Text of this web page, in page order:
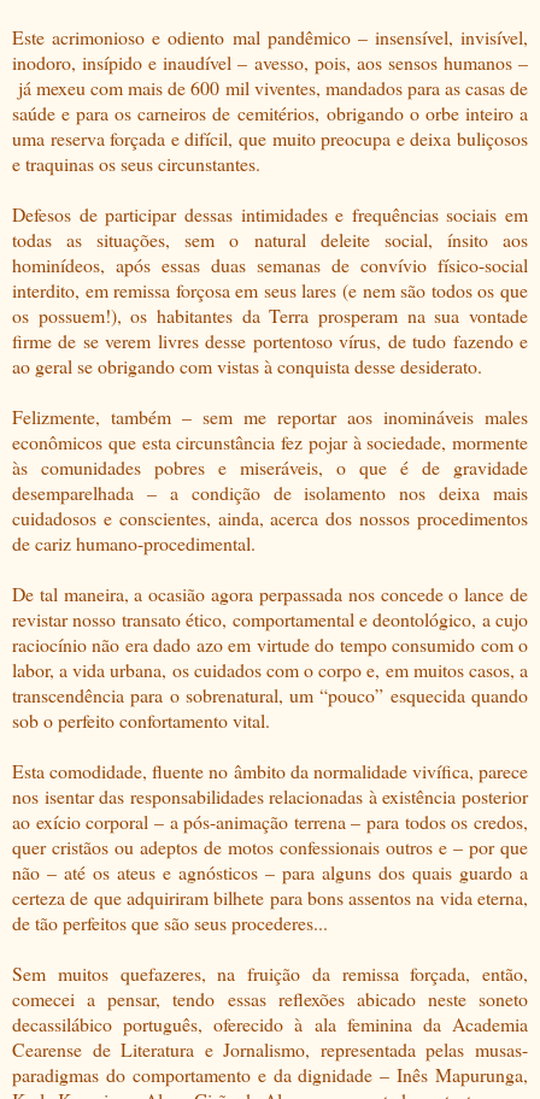
Este acrimonioso e odiento mal pandêmico – insensível, invisível,
inodoro, insípido e inaudível – avesso, pois, aos sensos humanos –
já mexeu com mais de 600 mil viventes, mandados para as casas de
saúde e para os carneiros de cemitérios, obrigando o orbe inteiro a
uma reserva forçada e difícil, que muito preocupa e deixa buliçosos
e traquinas os seus circunstantes.
Defesos de participar dessas intimidades e frequências sociais em
todas as situações, sem o natural deleite social, ínsito aos
hominídeos, após essas duas semanas de convívio físico-social
interdito, em remissa forçosa em seus lares (e nem são todos os que
os possuem!), os habitantes da Terra prosperam na sua vontade
firme de se verem livres desse portentoso vírus, de tudo fazendo e
ao geral se obrigando com vistas à conquista desse desiderato.
Felizmente, também – sem me reportar aos inomináveis males
econômicos que esta circunstância fez pojar à sociedade, mormente
às comunidades pobres e miseráveis, o que é de gravidade
desemparelhada – a condição de isolamento nos deixa mais
cuidadosos e conscientes, ainda, acerca dos nossos procedimentos
de cariz humano-procedimental.
De tal maneira, a ocasião agora perpassada nos concede o lance de
revistar nosso transato ético, comportamental e deontológico, a cujo
raciocínio não era dado azo em virtude do tempo consumido com o
labor, a vida urbana, os cuidados com o corpo e, em muitos casos, a
transcendência para o sobrenatural, um “pouco” esquecida quando
sob o perfeito confortamento vital.
Esta comodidade, fluente no âmbito da normalidade vivífica, parece
nos isentar das responsabilidades relacionadas à existência posterior
ao exício corporal – a pós-animação terrena – para todos os credos,
quer cristãos ou adeptos de motos confessionais outros e – por que
não – até os ateus e agnósticos – para alguns dos quais guardo a
certeza de que adquiriram bilhete para bons assentos na vida eterna,
de tão perfeitos que são seus procederes...
Sem muitos quefazeres, na fruição da remissa forçada, então,
comecei a pensar, tendo essas reflexões abicado neste soneto
decassilábico português, oferecido à ala feminina da Academia
Cearense de Literatura e Jornalismo, representada pelas musas-
paradigmas do comportamento e da dignidade – Inês Mapurunga,